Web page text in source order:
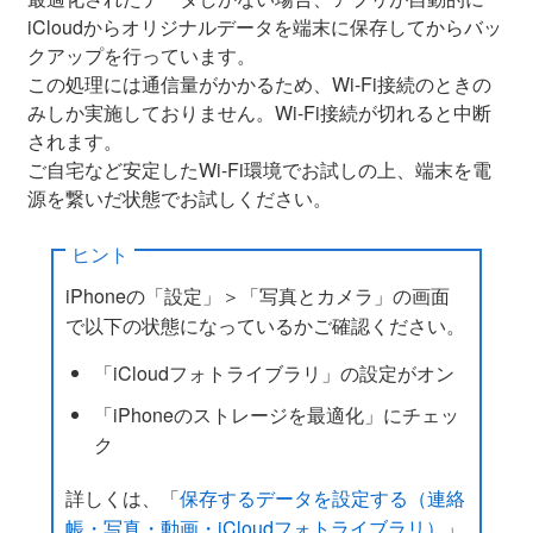
iCloudからオリジナルデータを端末に保存してからバッ
クアップを行っています。
この処理には通信量がかかるため、Wi-Fi接続のときの
みしか実施しておりません。Wi-Fi接続が切れると中断
されます。
ご自宅など安定したWi-Fi環境でお試しの上、端末を電
源を繋いだ状態でお試しください。
ヒント
iPhoneの「設定」＞「写真とカメラ」の画面
で以下の状態になっているかご確認ください。
「iCloudフォトライブラリ」の設定がオン
「iPhoneのストレージを最適化」にチェッ
ク
詳しくは、「保存するデータを設定する（連絡